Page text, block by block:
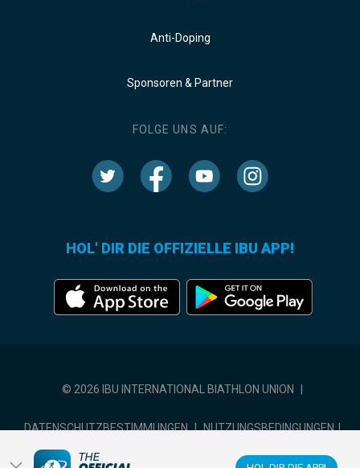
Anti-Doping
Sponsoren & Partner
FOLGE UNS AUF:
HOL' DIR DIE OFFIZIELLE IBU APP!
© 2026 IBU INTERNATIONAL BIATHLON UNION |
DATENSCHUTZBESTIMMUNGEN | NUTZUNGSBEDINGUNGEN |